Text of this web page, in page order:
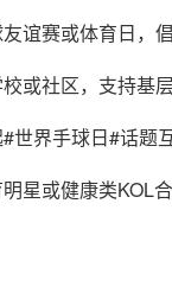
谊赛或体育日，
或社区，支持基
世界手球日#话题
星或健康类KOL